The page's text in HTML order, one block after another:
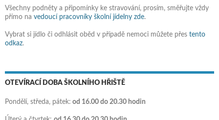
Všechny podněty a připomínky ke stravování, prosím, směřujte vždy
přímo na vedoucí pracovníky školní jídelny zde.
Vybrat si jídlo či odhlásit oběd v případě nemoci můžete přes tento
odkaz.
OTEVÍRACÍ DOBA ŠKOLNÍHO HŘIŠTĚ
Pondělí, středa, pátek: od 16.00 do 20.30 hodin